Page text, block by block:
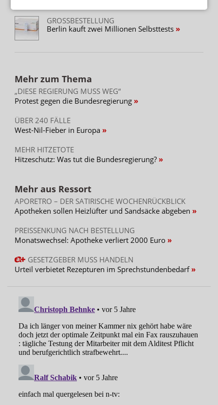
GROSSBESTELLUNG
Berlin kauft zwei Millionen Selbsttests
Mehr zum Thema
„DIESE REGIERUNG MUSS WEG“
Protest gegen die Bundesregierung
ÜBER 240 FÄLLE
West-Nil-Fieber in Europa
MEHR HITZETOTE
Hitzeschutz: Was tut die Bundesregierung?
Mehr aus Ressort
APORETRO – DER SATIRISCHE WOCHENRÜCKBLICK
Apotheken sollen Heizlüfter und Sandsäcke abgeben
PREISSENKUNG NACH BESTELLUNG
Monatswechsel: Apotheke verliert 2000 Euro
GESETZGEBER MUSS HANDELN
Urteil verbietet Rezepturen im Sprechstundenbedarf